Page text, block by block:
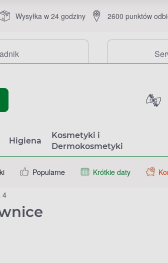
Wysyłka w 24 godziny 2600 punktów
Higiena
Kosmetyki i
Dermokosmetyki
Popularne Krótkie daty
4